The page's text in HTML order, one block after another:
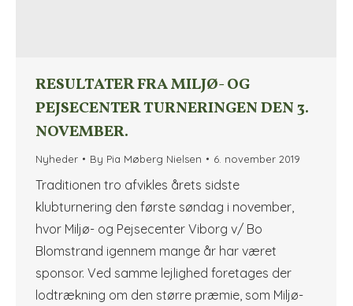
RESULTATER FRA MILJØ- OG
PEJSECENTER TURNERINGEN DEN 3.
NOVEMBER.
Nyheder By Pia Møberg Nielsen 6. november 2019
Traditionen tro afvikles årets sidste
klubturnering den første søndag i november,
hvor Miljø- og Pejsecenter Viborg v/ Bo
Blomstrand igennem mange år har været
sponsor. Ved samme lejlighed foretages der
lodtrækning om den større præmie, som Miljø-